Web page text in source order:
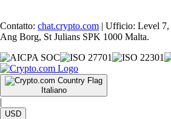
Contatto: chat.crypto.com | Ufficio: Level
Ang Borg, St Julians SPK 1000 Malta.
Italiano
|
USD